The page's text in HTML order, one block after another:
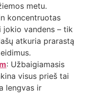
metu.
koncentruotas
jokio vandens – tik
atkuria prarastą
: Užbaigiamasis
visus prieš tai
lengvas ir